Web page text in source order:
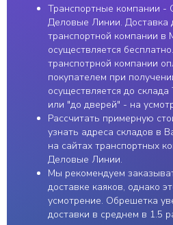
Транспортные компании
Деловые Линии. Доставка
транспортной компании в
осуществляется
транспотрной компании
покупателем при
осуществляется до
или "до дверей" - на
Рассчитать примерную
узнать адреса складов в
на сайтах транспортных
Деловые Линии.
Мы рекомендуем
доставке каяков, однако
усмотрение. Обрешетка
доставки в среднем в 1.5
Детское
Спасжилеты
Доски SUP
Аренда
Ремонт
Новости
Политика
2011 ⓒ
ИП Пестерев Андрей
Алексеевич | ИНН
501850958869